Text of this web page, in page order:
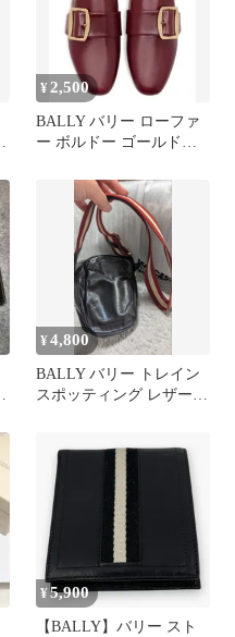
¥ 2,500
BALLY バリー ローファ
ー ボルドー ゴールドバ
¥4,800
BALLY バリー トレイン
スポッティング レザー
¥5,900
【BALLY】バリー スト